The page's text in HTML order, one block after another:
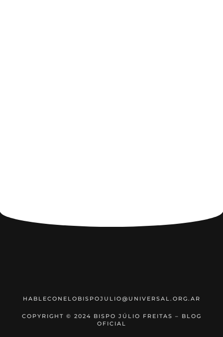
HABLECONELOBISPOJULIO@UNIVERSAL.ORG.AR
COPYRIGHT © 2024 BISPO JÚLIO FREITAS – BLOG
OFICIAL